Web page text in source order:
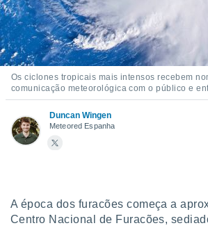
ao
a
todos os
o
no
e
CONFIGURAÇÕES
Os ciclones tropicais mais intensos recebem
comunicação meteorológica com o público e
Duncan Wingen
Meteored Espanha
A época dos furacões começa a
Centro Nacional de Furacões,